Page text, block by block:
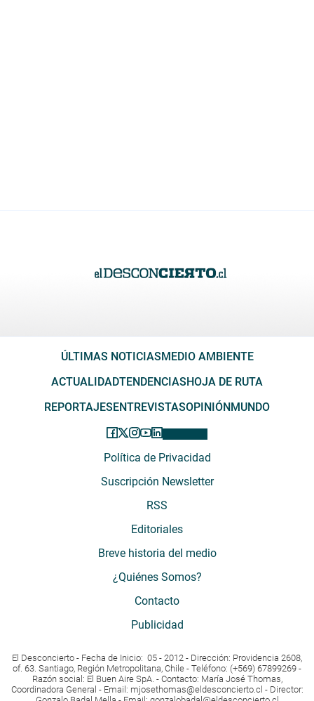
ÚLTIMAS NOTICIASMEDIO AMBIENTE
ACTUALIDADTENDENCIASHOJA DE RUTA
REPORTAJESENTREVISTASOPINIÓNMUNDO
Política de Privacidad
Suscripción Newsletter
RSS
Editoriales
Breve historia del medio
¿Quiénes Somos?
Contacto
Publicidad
El Desconcierto - Fecha de Inicio: 05 - 2012 - Dirección: Providencia 2608,
of. 63. Santiago, Región Metropolitana, Chile - Teléfono: (+569) 67899269 -
Razón social: El Buen Aire SpA. - Contacto: María José Thomas,
Coordinadora General - Email: mjosethomas@eldesconcierto.cl - Director: